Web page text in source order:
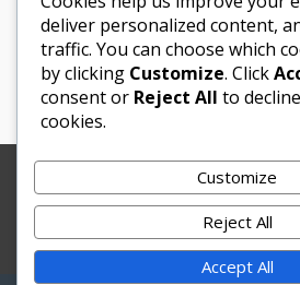
Get in touch
Copyright © 2012-2025 Le
Reserved.
Website Development
deliver personalized content,
traffic. You can choose which
by clicking Customize. Click
consent or Reject All to
cookies.
Customize
Reject All
Accept All